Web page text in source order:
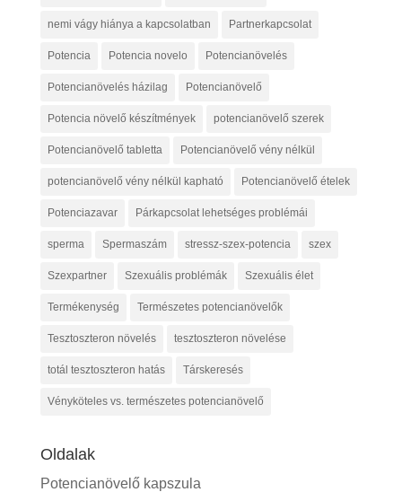
nemi vágy hiánya a kapcsolatban Partnerkapcsolat
Potencia Potencia novelo Potencianövelés
Potencianövelés házilag Potencianövelő
Potencia növelő készítmények potencianövelő szerek
Potencianövelő tabletta Potencianövelő vény nélkül
potencianövelő vény nélkül kapható Potencianövelő ételek
Potenciazavar Párkapcsolat lehetséges problémái
sperma Spermaszám stressz-szex-potencia szex
Szexpartner Szexuális problémák Szexuális élet
Termékenység Természetes potencianövelők
Tesztoszteron növelés tesztoszteron növelése
totál tesztoszteron hatás Társkeresés
Vényköteles vs. természetes potencianövelő
Oldalak
Potencianövelő kapszula